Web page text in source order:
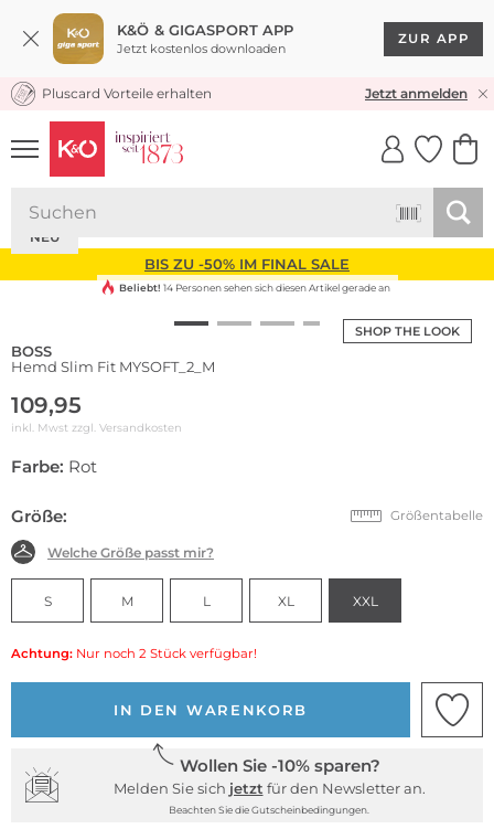
K&Ö & GIGASPORT APP
Jetzt kostenlos downloaden
ZUR APP
KOSTENLOSER VERSAND* & RÜCKVERSAND
Pluscard Vorteile erhalten Jetzt anmelden
UNSERE APP
CLICK &
BIS ZU -50% IM FINAL SALE
SHOP THE LOOK
NEU
Beliebt! 14 Personen sehen sich diesen Artikel gerade an
BOSS
Hemd Slim Fit MYSOFT_2_M
109,95
inkl. Mwst zzgl. Versandkosten
Farbe: Rot
Größe: Größentabelle
Welche Größe passt mir?
S M L XL XXL
Achtung: Nur noch 2 Stück verfügbar!
IN DEN WARENKORB
Wollen Sie -10% sparen?
Melden Sie sich jetzt für den Newsletter an.
Beachten Sie die Gutscheinbedingungen.